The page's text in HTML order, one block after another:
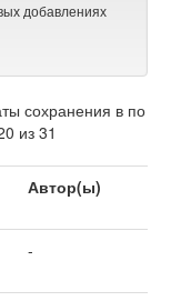
добавлениях
сохранения в по
из 31
Автор(ы)
-